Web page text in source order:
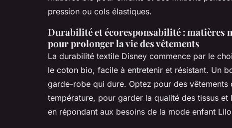
pression ou cols élastiques.
Durabilité et écoresponsabilité : matières
pour prolonger la vie des vêtements
La durabilité textile Disney commence par le
le coton bio, facile à entretenir et résistant. Un
garde-robe qui dure. Optez pour des vêtements
température, pour garder la qualité des tissus et
en répondant aux besoins de la mode enfant